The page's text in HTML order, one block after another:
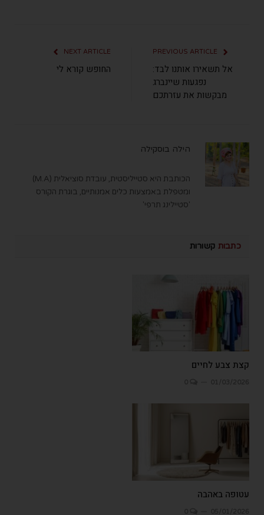
אל תשאירו אותנו לבד:
נפגעות שיינברג
מבקשות את עזרתכם
NEXT ARTICLE
החופש קורא לי
הילה בוסקילה
הכותבת היא סטייליסטית, עובדת סוציאלית (M.A)
ומטפלת באמצעות כלים אמנותיים, בוגרת הקורס
'סטיילינג תרפי'
כתבות קשורות
קצת צבע לחיים
עטופה באהבה